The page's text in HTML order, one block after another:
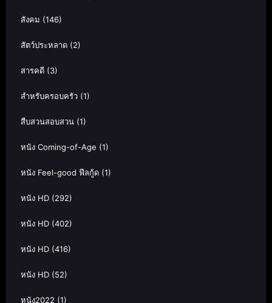
สังคม (146)
สัตว์ประหลาด (2)
สารคดี (3)
สำหรับครอบครัว (1)
สืบสวนสอบสวน (1)
หนัง Coming-of-Age (1)
หนัง Feel-good ฟีลกู้ด (1)
หนัง HD (292)
หนัง HD (402)
หนัง HD (416)
หนัง HD (52)
หนัง2022 (1)